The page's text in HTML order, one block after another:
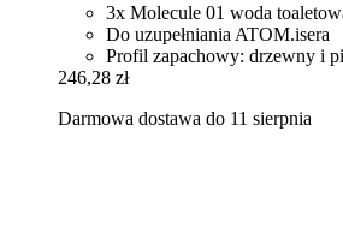
3x Molecule 01 woda
Do uzupełniania ATOM.isera
Profil zapachowy: drzewny i
246,28 zł
Darmowa dostawa do 11 sierpnia